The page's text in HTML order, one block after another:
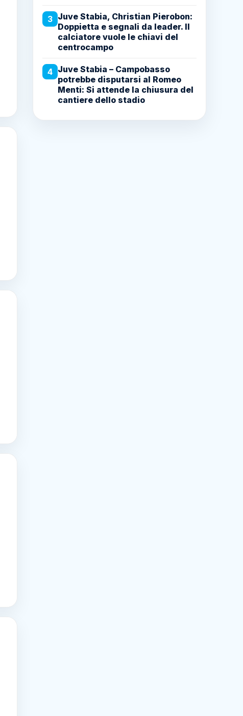
3 Juve Stabia, Christian Pierobon:
Doppietta e segnali da leader. Il
calciatore vuole le chiavi del
centrocampo
4 Juve Stabia – Campobasso
potrebbe disputarsi al Romeo
Menti: Si attende la chiusura del
cantiere dello stadio